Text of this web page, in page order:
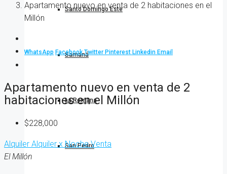
Santo Domingo Este
Samaná
La Romana
San Pedro
Apartamento nuevo en venta de 2 habitaciones en el
Millón
WhatsApp FacebookTwitter Pinterest Linkedin Email
Apartamento nuevo en venta de 2
habitaciones en el Millón
$228,000
Alquiler Alquiler x NocheVenta
El Millón